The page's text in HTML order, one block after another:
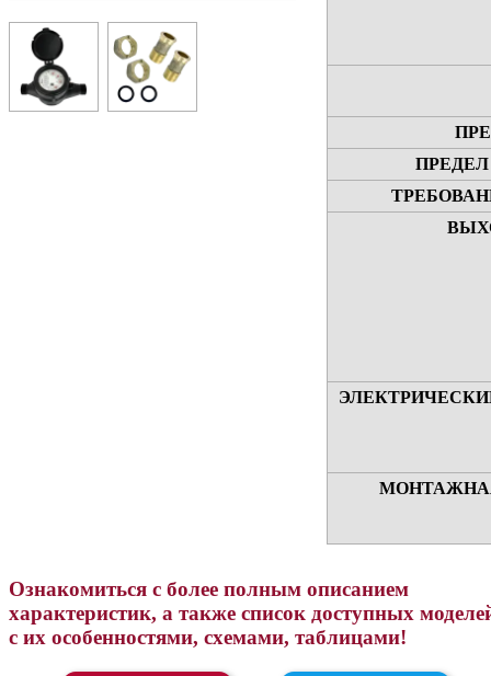
Ознакомиться с более полным описанием
характеристик, а также список доступных
с их особенностями, схемами, таблицами!